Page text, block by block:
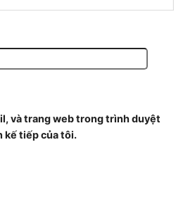
và trang web trong trình duyệt
kế tiếp của tôi.